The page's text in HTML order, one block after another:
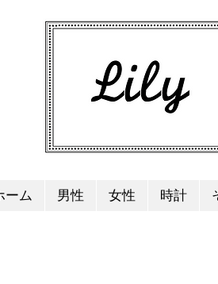
ーム 男性 女性 時計